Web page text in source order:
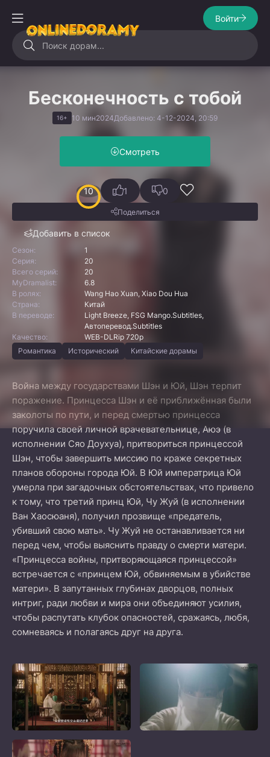
Войти
Бесконечность с тобой
16+ 10 мин2024Добавлено: 4-12-2024, 20:59
Смотреть
10
Добавить в список
1 0
Поделиться
Сезон:
1
Серия:
20
Всего серий:
20
MyDramalist:
6.8
В ролях:
Wang Hao Xuan, Xiao Dou Hua
Страна:
Китай
В переводе:
Light Breeze, FSG Mango.Subtitles,
Автоперевод.Subtitles
Качество:
WEB-DLRip 720p
Романтика
Исторический Китайские дорамы
Война между государствами Шэн и Юй, Шэн терпит
поражение. Принцесса Шэн и её приближённая были
заколоты по пути, и перед смертью принцесса
поручила своей личной врачевательнице, Аюэ (в
исполнении Сяо Доухуа), притвориться принцессой
Шэн, чтобы завершить миссию по краже секретных
планов обороны города Юй. В Юй императрица Юй
умерла при загадочных обстоятельствах, что привело
к тому, что третий принц Юй, Чу Жуй (в исполнении
Ван Хаосюаня), получил прозвище «предатель,
убивший свою мать». Чу Жуй не останавливается ни
перед чем, чтобы выяснить правду о смерти матери.
«Принцесса войны, притворяющаяся принцессой»
встречается с «принцем Юй, обвиняемым в убийстве
матери». В запутанных глубинах дворцов, полных
интриг, ради любви и мира они объединяют усилия,
чтобы распутать клубок опасностей, сражаясь, любя,
сомневаясь и полагаясь друг на друга.